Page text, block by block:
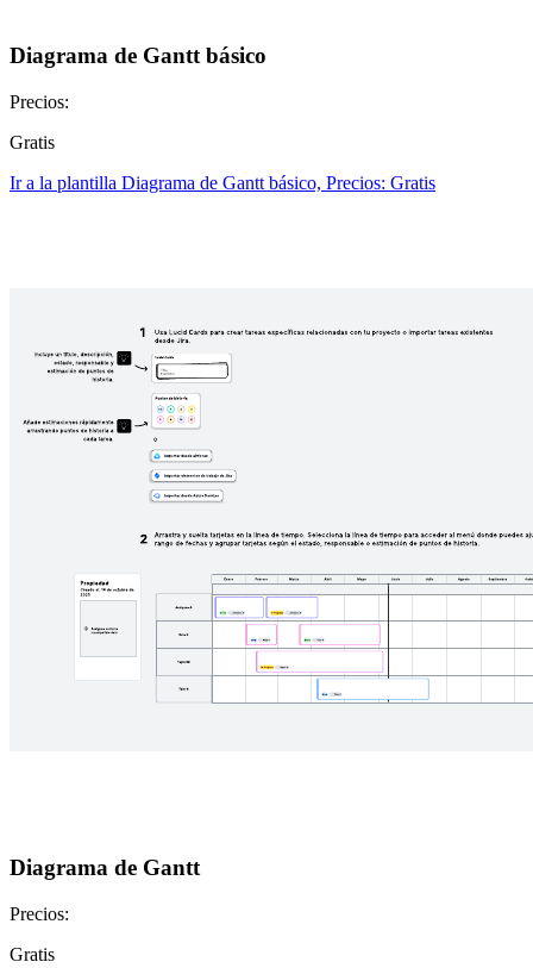
Diagrama de Gantt básico
Precios:
Gratis
Ir a la plantilla Diagrama de Gantt básico, Precios: Gratis
Diagrama de Gantt
Precios:
Gratis